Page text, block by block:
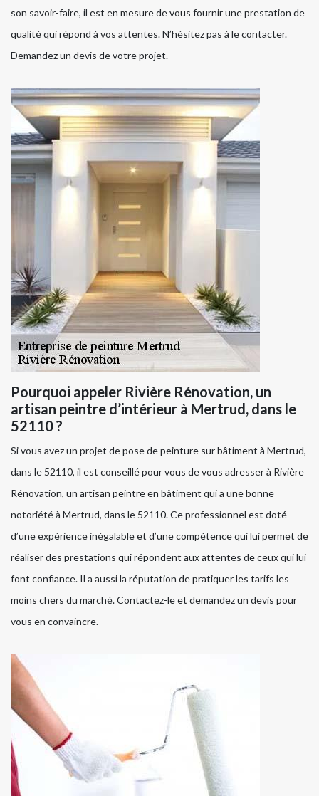
son savoir-faire, il est en mesure de vous fournir une prestation de
qualité qui répond à vos attentes. N’hésitez pas à le contacter.
Demandez un devis de votre projet.
Pourquoi appeler Rivière Rénovation, un
artisan peintre d’intérieur à Mertrud, dans le
52110 ?
Si vous avez un projet de pose de peinture sur bâtiment à Mertrud,
dans le 52110, il est conseillé pour vous de vous adresser à Rivière
Rénovation, un artisan peintre en bâtiment qui a une bonne
notoriété à Mertrud, dans le 52110. Ce professionnel est doté
d’une expérience inégalable et d’une compétence qui lui permet de
réaliser des prestations qui répondent aux attentes de ceux qui lui
font confiance. Il a aussi la réputation de pratiquer les tarifs les
moins chers du marché. Contactez-le et demandez un devis pour
vous en convaincre.